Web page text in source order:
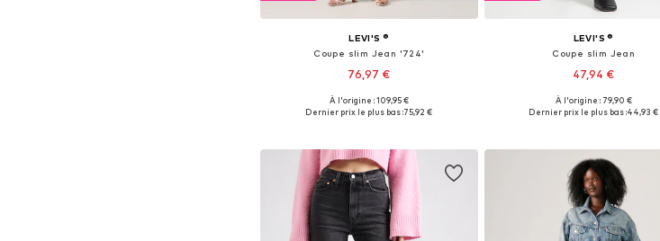
LEVI'S ®
Coupe slim Jean '724'
76,97 €
+16
Disponible en plusieurs tailles
À l'origine : 109,95 €
Dernier prix le plus bas :75,92 €
LEVI'S ®
Coupe slim Jean
47,94 €
Disponible en plusieurs tailles
À l'origine : 79,90 €
Dernier prix le plus bas :44,93 €